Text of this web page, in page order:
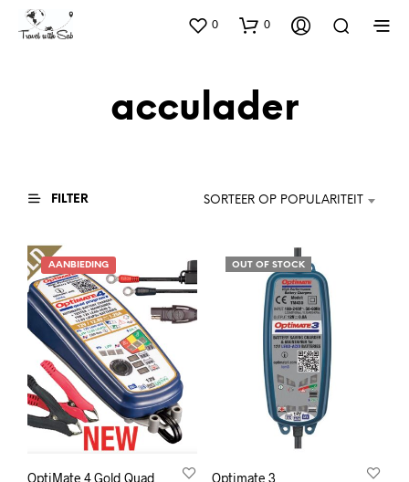
0 0
acculader
FILTER SORTEER OP POPULARITEIT
AANBIEDING
OptiMate 4 Gold Quad
OUT OF STOCK
Optimate 3